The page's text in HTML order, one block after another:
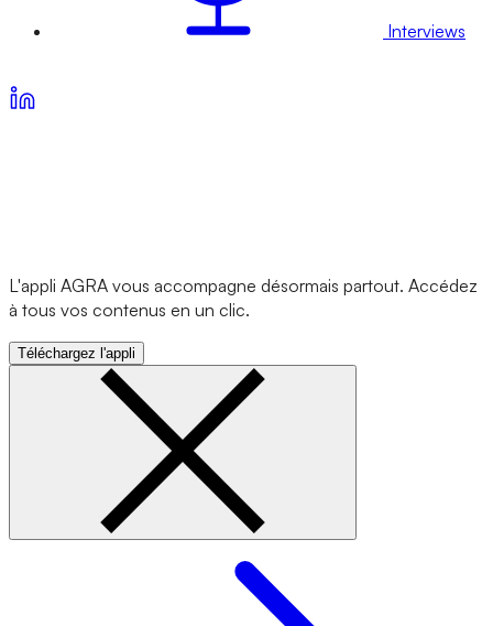
Interviews
L'appli AGRA vous accompagne désormais partout. Accédez
à tous vos contenus en un clic.
Téléchargez l'appli